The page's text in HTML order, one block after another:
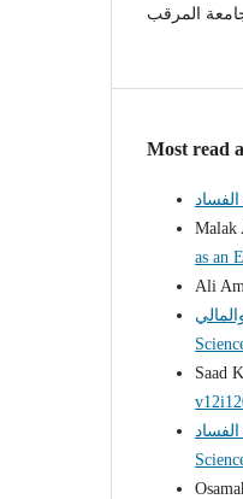
Most read
Malak
as an
Ali
Saad